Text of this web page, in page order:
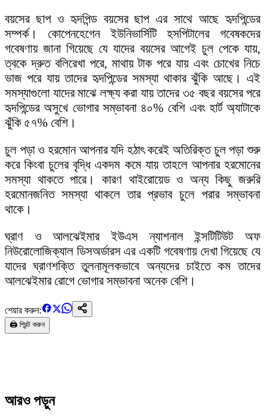
বয়সের ছাপ ও হৃদপিন্ড বয়সের ছাপ এর সাথে আছে হৃদপিন্ডের
সম্পর্ক। কোপেনহেগেন ইউনিভার্সিটি হসপিটালের গবেষকদের
গবেষণায় জানা গিয়েছে যে যাদের বয়সের আগেই চুল পেকে যায়,
ত্বকে দ্রুত বলিরেখা পরে, মাথায় টাক পরে যায় এবং চোখের নিচে
ভাজ পরে যায় তাদের হৃদপিন্ডের সমস্যা থাকার ঝুঁকি আছে। এই
সমস্যাগুলো যাদের মাঝে লক্ষ্য করা যায় তাদের ৩৫ বছর বয়সের পরে
হৃদপিন্ডের অসুখে ভোগার সম্ভাবনা ৪০% বেশি এবং হার্ট অ্যাটাকে
ঝুঁকি ৫৭% বেশি।
চুল পড়া ও হরমোন আপনার যদি হঠাৎ করেই অতিরিক্ত চুল পড়া শুরু
করে কিংবা চুলের বৃদ্ধি একদম কমে যায় তাহলে আপনার হরমোনের
সমস্যা থাকতে পারে। কারণ থাইরোয়েড ও অন্য কিছু জরুরি
হরমোনজনিত সমস্যা থাকলে তার প্রভাব চুলে পরার সম্ভাবনা
থাকে।
ঘ্রাণ ও আলঝেইমার ইউএস ন্যাশনাল ইন্সটিটিউট অফ
নিউরোলোজিক্যাল ডিসঅর্ডারস এর একটি গবেষণায় দেখা গিয়েছে যে
যাদের ঘ্রাণশক্তি তুলনামূলকভাবে অন্যদের চাইতে কম তাদের
আলঝেইমার রোগে ভোগার সম্ভাবনা অনেক বেশি।
শেয়ার করুন:
🖨️ প্রিন্ট করুন
আরও পড়ুন